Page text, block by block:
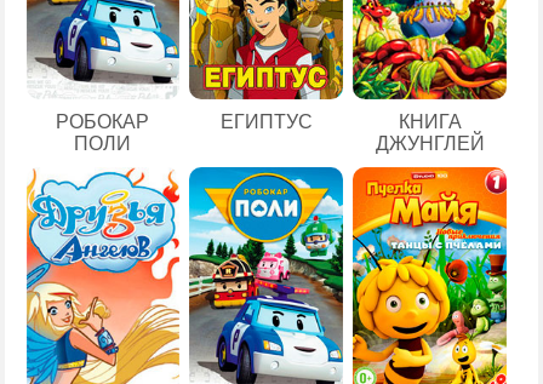
РОБОКАР
ПОЛИ
ЕГИПТУС
КНИГА
ДЖУНГЛЕЙ